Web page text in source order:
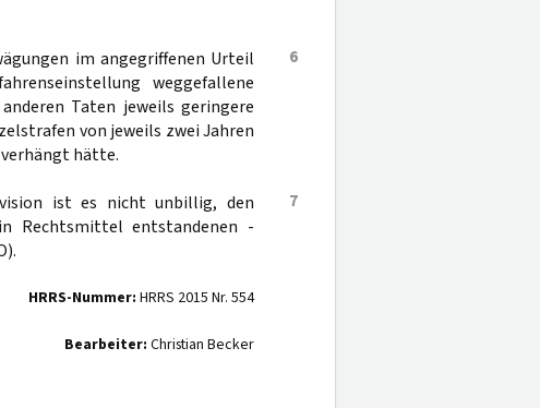
6
im angegriffenen Urteil
weggefallene
Taten jeweils geringere
von jeweils zwei Jahren
hätte.
7
ist es nicht unbillig, den
Rechtsmittel entstandenen -
HRRS-Nummer: HRRS 2015 Nr. 554
Bearbeiter: Christian Becker